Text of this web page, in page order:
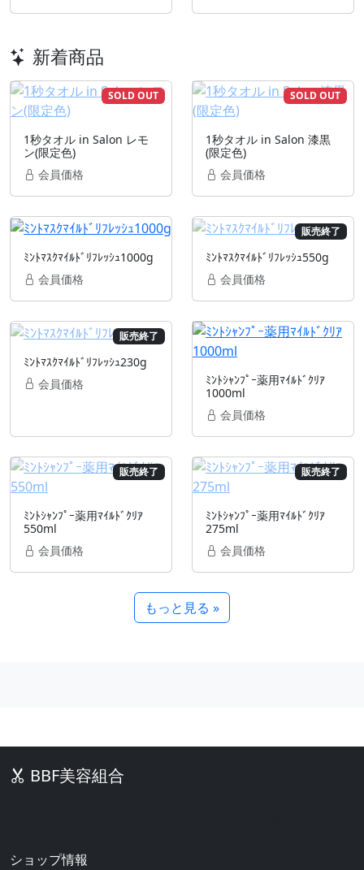
新着商品
SOLD OUT
1秒タオル in Salon レモ
ン(限定色)
会員価格
SOLD OUT
1秒タオル in Salon 漆黒
(限定色)
会員価格
ﾐﾝﾄﾏｽｸﾏｲﾙﾄﾞﾘﾌﾚｯｼｭ1000g
会員価格
販売終了
ﾐﾝﾄﾏｽｸﾏｲﾙﾄﾞﾘﾌﾚｯｼｭ550g
会員価格
販売終了
ﾐﾝﾄﾏｽｸﾏｲﾙﾄﾞﾘﾌﾚｯｼｭ230g
会員価格
ﾐﾝﾄｼｬﾝﾌﾟｰ薬用ﾏｲﾙﾄﾞｸﾘｱ
1000ml
会員価格
販売終了
ﾐﾝﾄｼｬﾝﾌﾟｰ薬用ﾏｲﾙﾄﾞｸﾘｱ
550ml
会員価格
販売終了
ﾐﾝﾄｼｬﾝﾌﾟｰ薬用ﾏｲﾙﾄﾞｸﾘｱ
275ml
会員価格
もっと見る »
BBF美容組合
ショップ情報